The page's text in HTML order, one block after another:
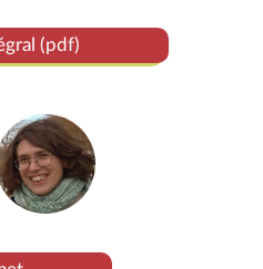
(pdf)